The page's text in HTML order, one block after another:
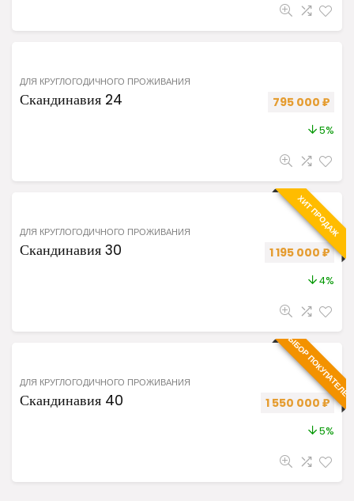
ДЛЯ КРУГЛОГОДИЧНОГО ПРОЖИВАНИЯ
Скандинавия 24 795 000 ₽
5%
ХИТ ПРОДАЖ
ДЛЯ КРУГЛОГОДИЧНОГО ПРОЖИВАНИЯ
Скандинавия 30 1 195 000 ₽
4%
ВЫБОР ПОКУПАТЕЛЕЙ
ДЛЯ КРУГЛОГОДИЧНОГО ПРОЖИВАНИЯ
Скандинавия 40 1 550 000 ₽
5%